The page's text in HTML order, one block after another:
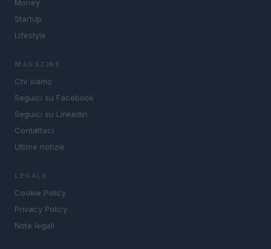
Money
Startup
Lifestyle
MAGAZINE
Chi siamo
Seguici su Facebook
Seguici su Linkedin
Contattaci
Ultime notizie
LEGALE
Cookie Policy
Privacy Policy
Note legali